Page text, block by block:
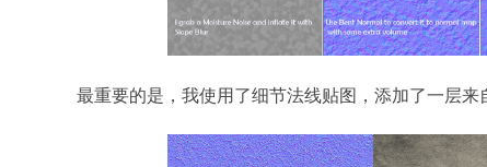
最重要的是，我使用了细节法线贴图，添加了一层